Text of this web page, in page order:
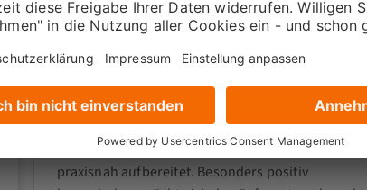
Zielgerichtete Inhalte +
individuelle Unterstützung
Ich fand die Inhalte super informativ und
praxisnah aufbereitet. Besonders positiv